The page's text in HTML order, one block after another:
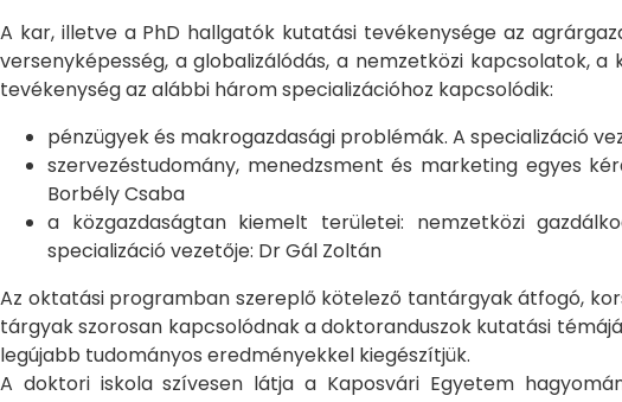
A kar, illetve a PhD hallgatók kutatási tevékenysége az
versenyképesség, a globalizálódás, a nemzetközi kapcsolatok,
tevékenység az alábbi három specializációhoz kapcsolódik:
pénzügyek és makrogazdasági problémák. A specializáció
szervezéstudomány, menedzsment és marketing egyes
Borbély Csaba
a közgazdaságtan kiemelt területei: nemzetközi
specializáció vezetője: Dr Gál Zoltán
Az oktatási programban szereplő kötelező tantárgyak átfogó,
tárgyak szorosan kapcsolódnak a doktoranduszok kutatási
legújabb tudományos eredményekkel kiegészítjük.
A doktori iskola szívesen látja a Kaposvári Egyetem